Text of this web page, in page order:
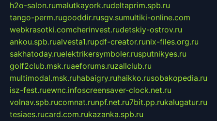
h2o-salon.rumalutkayork.rudeltaprim.spb.ru
tango-perm.rugooddir.rusgv.sumultiki-online.com
webkrasotki.comcherinvest.rudetskiy-ostrov.ru
ankou.spb.rualvesta1.rupdf-creator.runix-files.org.ru
sakhatoday.ruelektrikersymboler.rusputnikyes.ru
golf2club.msk.ruaeforums.ruzallclub.ru
multimodal.msk.ruhabaigry.ruhaikko.rusobakopedia.ru
isz-fest.ruewnc.infoscreensaver-clock.net.ru
volnav.spb.rucomnat.runpf.net.ru7bit.pp.rukalugatur.ru
tesiaes.rucard.com.rukazanka.spb.ru